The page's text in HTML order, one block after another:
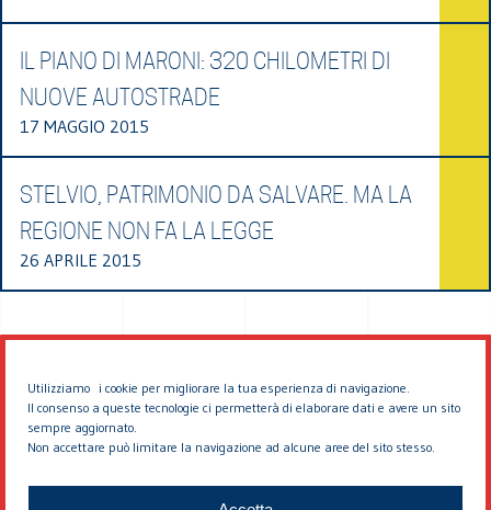
Utilizziamo i cookie per migliorare la tua esperienza di navigazione.
Il consenso a queste tecnologie ci permetterà di elaborare dati e avere un sito
sempre aggiornato.
Non accettare può limitare la navigazione ad alcune aree del sito stesso.
IL PIANO DI MARONI: 320 CHILOMETRI DI
NUOVE AUTOSTRADE
17 MAGGIO 2015
STELVIO, PATRIMONIO DA SALVARE. MA LA
REGIONE NON FA LA LEGGE
26 APRILE 2015
© 2026 EDDYBURG